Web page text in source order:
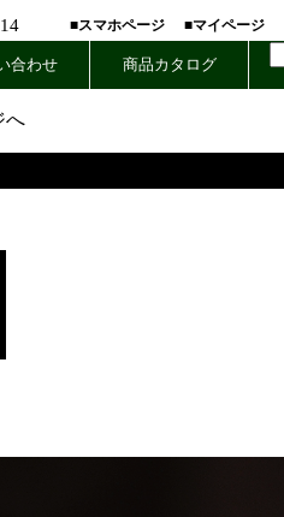
■スマホページ ■マイページ
合わせ 商品カタログ
へ